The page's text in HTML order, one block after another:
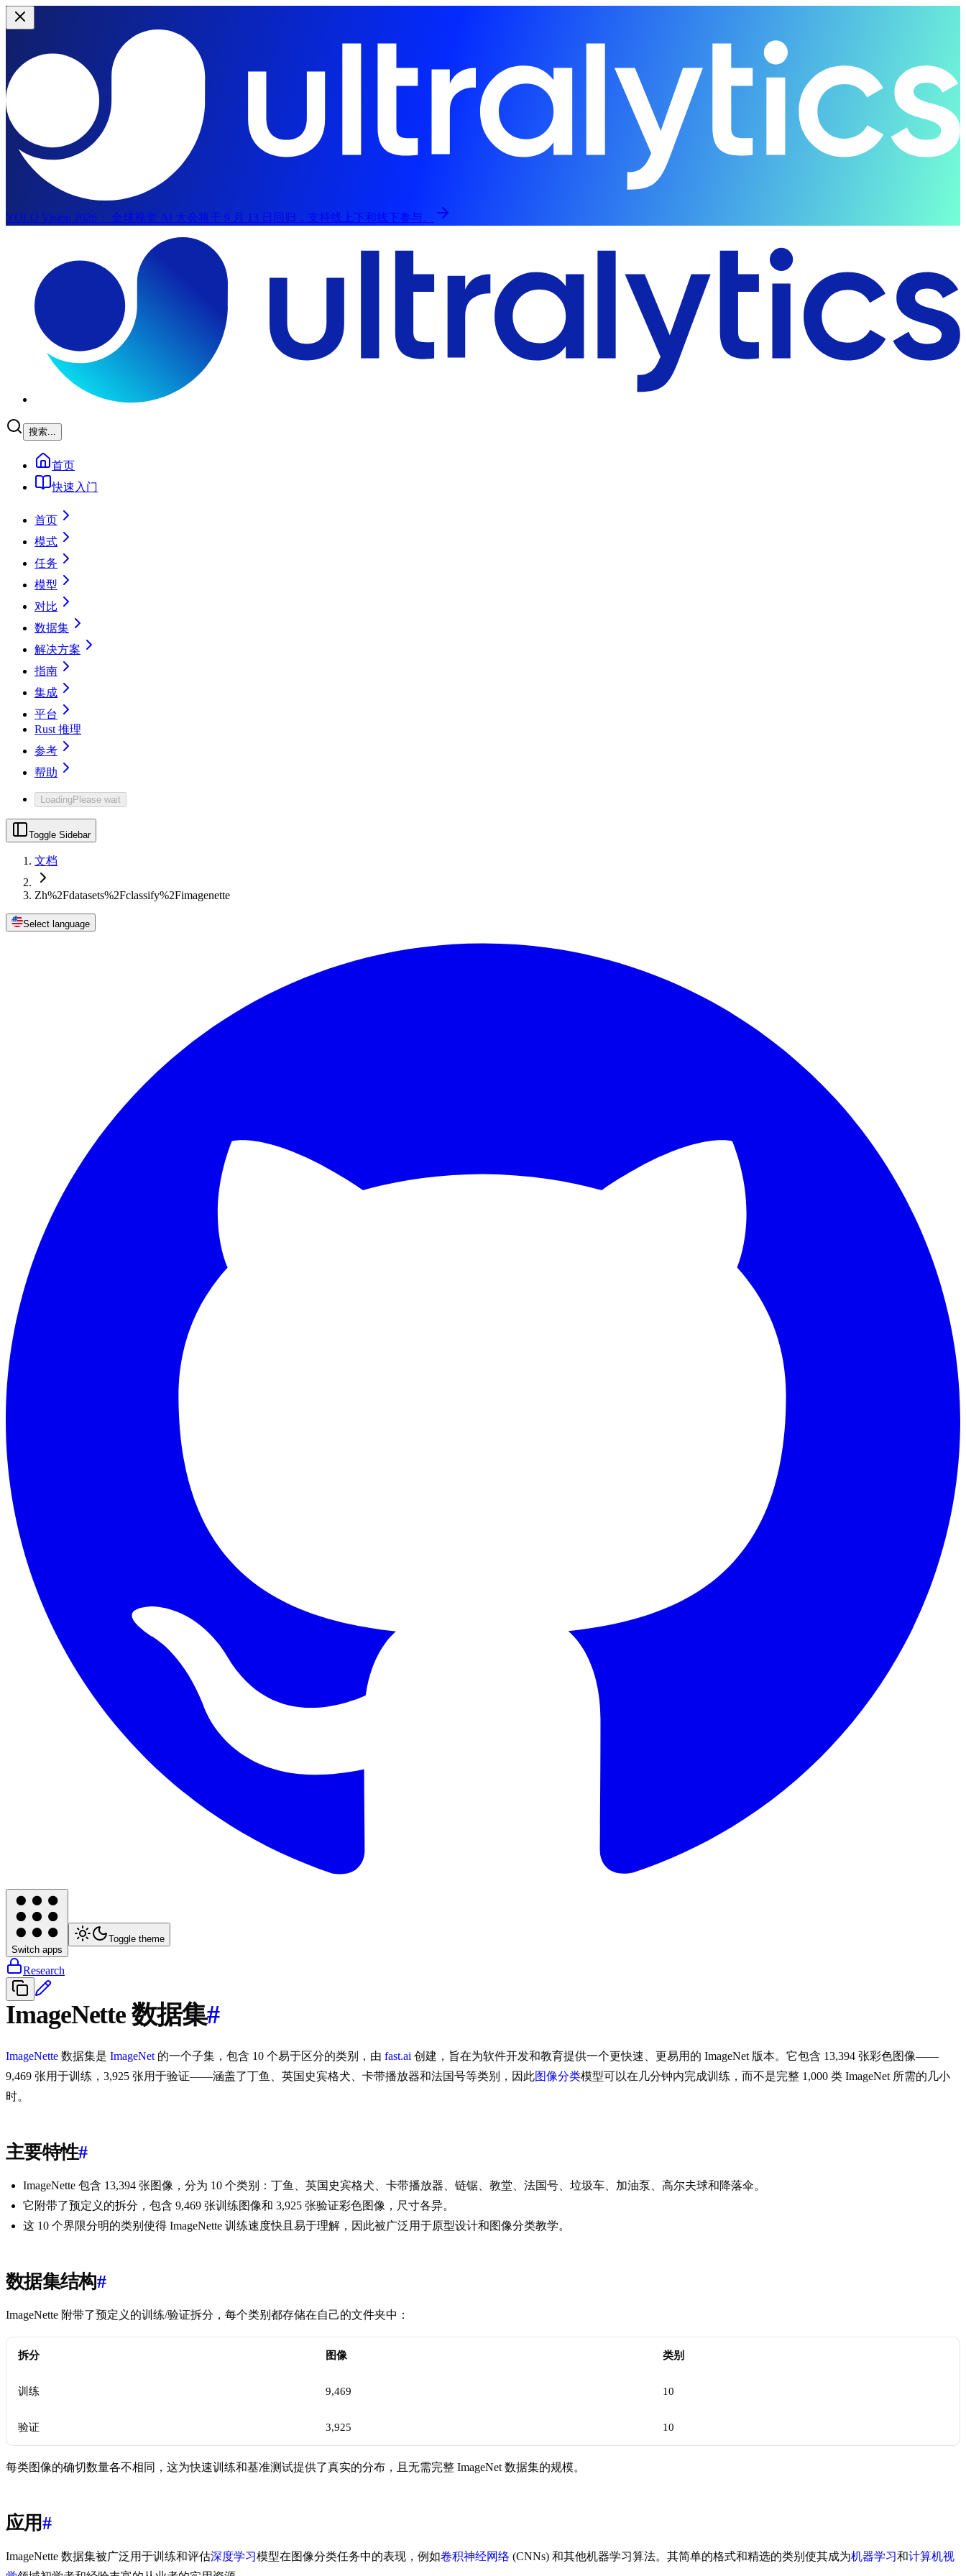
YOLO Vision 2026：
全球视觉 AI 大会将于 9 月 13 日回归，支持线上下和线下参与。
搜索...
首页
快速入门
首页
模式
任务
模型
对比
数据集
解决方案
指南
集成
平台
Rust 推理
参考
帮助
LoadingPlease wait
Toggle Sidebar
文档
Zh%2Fdatasets%2Fclassify%2Fimagenette
Select language
Switch apps
Toggle theme
Research
ImageNette 数据集#
ImageNette 数据集是 ImageNet 的一个子集，包含 10 个易于区分的类别，由 fast.ai 创建，旨在为软件开发和教育提供一个更快速、更易用的 ImageNet 版本。它包含 13,394 张彩色图像——
9,469 张用于训练，3,925 张用于验证——涵盖了丁鱼、英国史宾格犬、卡带播放器和法国号等类别，因此图像分类模型可以在几分钟内完成训练，而不是完整 1,000 类 ImageNet 所需的几小
时。
主要特性#
ImageNette 包含 13,394 张图像，分为 10 个类别：丁鱼、英国史宾格犬、卡带播放器、链锯、教堂、法国号、垃圾车、加油泵、高尔夫球和降落伞。
它附带了预定义的拆分，包含 9,469 张训练图像和 3,925 张验证彩色图像，尺寸各异。
这 10 个界限分明的类别使得 ImageNette 训练速度快且易于理解，因此被广泛用于原型设计和图像分类教学。
数据集结构#
ImageNette 附带了预定义的训练/验证拆分，每个类别都存储在自己的文件夹中：
拆分 图像 类别
训练 9,469 10
验证 3,925 10
每类图像的确切数量各不相同，这为快速训练和基准测试提供了真实的分布，且无需完整 ImageNet 数据集的规模。
应用#
ImageNette 数据集被广泛用于训练和评估深度学习模型在图像分类任务中的表现，例如卷积神经网络 (CNNs) 和其他机器学习算法。其简单的格式和精选的类别使其成为机器学习和计算机视